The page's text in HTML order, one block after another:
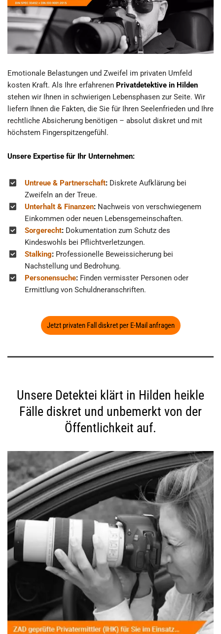
Emotionale Belastungen und Zweifel im privaten Umfeld
kosten Kraft. Als Ihre erfahrenen Privatdetektive in Hilden
stehen wir Ihnen in schwierigen Lebensphasen zur Seite. Wir
liefern Ihnen die Fakten, die Sie für Ihren Seelenfrieden und Ihre
rechtliche Absicherung benötigen – absolut diskret und mit
höchstem Fingerspitzengefühl.
Unsere Expertise für Ihr Unternehmen:
Untreue & Partnerschaft: Diskrete Aufklärung bei
Zweifeln an der Treue.
Unterhalt & Finanzen: Nachweis von verschwiegenem
Einkommen oder neuen Lebensgemeinschaften.
Sorgerecht: Dokumentation zum Schutz des
Kindeswohls bei Pflichtverletzungen.
Stalking: Professionelle Beweissicherung bei
Nachstellung und Bedrohung.
Personensuche: Finden vermisster Personen oder
Ermittlung von Schuldneranschriften.
Jetzt privaten Fall diskret per E-Mail anfragen
Unsere Detektei klärt in Hilden heikle
Fälle diskret und unbemerkt von der
Öffentlichkeit auf.